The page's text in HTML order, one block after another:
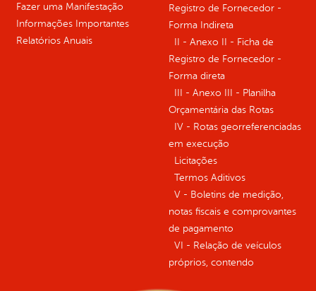
Fazer uma Manifestação
Informações Importantes
Relatórios Anuais
Registro de Fornecedor -
Forma Indireta
II - Anexo II - Ficha de
Registro de Fornecedor -
Forma direta
III - Anexo III - Planilha
Orçamentária das Rotas
IV - Rotas georreferenciadas
em execução
Licitações
Termos Aditivos
V - Boletins de medição,
notas fiscais e comprovantes
de pagamento
VI - Relação de veículos
próprios, contendo